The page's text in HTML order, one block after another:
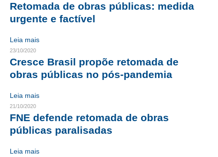
COMPOSIÇÃO
CONSELHOS ASSESSORES
NÚCLEO DA MULHER ENGENHEIRA
TRANSPARÊNCIA
JURÍDICO
CONSULTORIA
ACORDOS, CONVENÇÕES E DISSÍDIOS
Retomada de obras públicas: medida
urgente e factível
Leia mais
23/10/2020
Cresce Brasil propõe retomada de
obras públicas no pós-pandemia
Leia mais
21/10/2020
FNE defende retomada de obras
públicas paralisadas
Leia mais